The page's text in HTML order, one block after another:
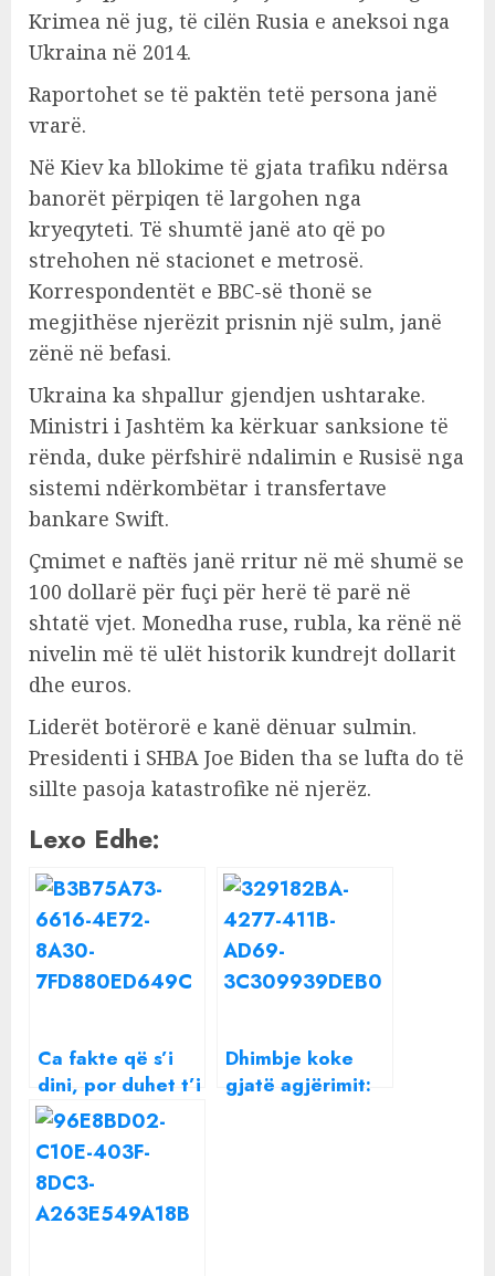
Krimea në jug, të cilën Rusia e aneksoi nga
Ukraina në 2014.
Raportohet se të paktën tetë persona janë
vrarë.
Në Kiev ka bllokime të gjata trafiku ndërsa
banorët përpiqen të largohen nga
kryeqyteti. Të shumtë janë ato që po
strehohen në stacionet e metrosë.
Korrespondentët e BBC-së thonë se
megjithëse njerëzit prisnin një sulm, janë
zënë në befasi.
Ukraina ka shpallur gjendjen ushtarake.
Ministri i Jashtëm ka kërkuar sanksione të
rënda, duke përfshirë ndalimin e Rusisë nga
sistemi ndërkombëtar i transfertave
bankare Swift.
Çmimet e naftës janë rritur në më shumë se
100 dollarë për fuçi për herë të parë në
shtatë vjet. Monedha ruse, rubla, ka rënë në
nivelin më të ulët historik kundrejt dollarit
dhe euros.
Liderët botërorë e kanë dënuar sulmin.
Presidenti i SHBA Joe Biden tha se lufta do të
sillte pasoja katastrofike në njerëz.
Lexo Edhe:
Ca fakte që s’i
dini, por duhet t’i
dini me patjetër
për vaginën
Dhimbje koke
gjatë agjërimit: